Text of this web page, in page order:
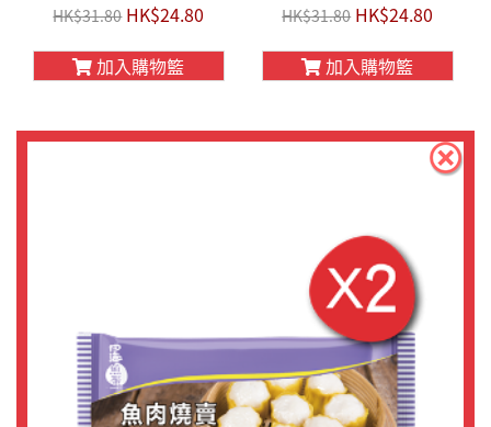
HK$31.80HK$24.80
加入購物籃
HK$31.80HK$24.80
加入購物籃